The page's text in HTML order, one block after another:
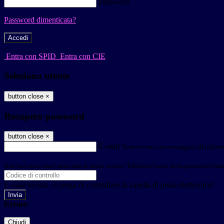
Password
Password dimenticata?
-
Entra con SPID Entra con CIE
Seleziona utente
button close ×
Recupero password
button close ×
E-mail Verrà inviato un messaggio
Non hai una e-mail associata al nome utente? Effettua il reset della password
E-mail inviata, si prega di controllare la casella di posta elettronica!
Errore
Chiudi